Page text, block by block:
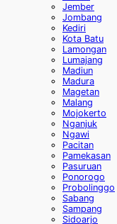
Jember
Jombang
Kediri
Kota Batu
Lamongan
Lumajang
Madiun
Madura
Magetan
Malang
Mojokerto
Nganjuk
Ngawi
Pacitan
Pamekasan
Pasuruan
Ponorogo
Probolinggo
Sabang
Sampang
Sidoarjo